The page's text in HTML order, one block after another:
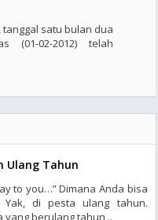
tanggal satu bulan dua
(01-02-2012) telah
Ulang Tahun
to you…” Dimana Anda bisa
Yak, di pesta ulang tahun.
yang berulang tahun ..